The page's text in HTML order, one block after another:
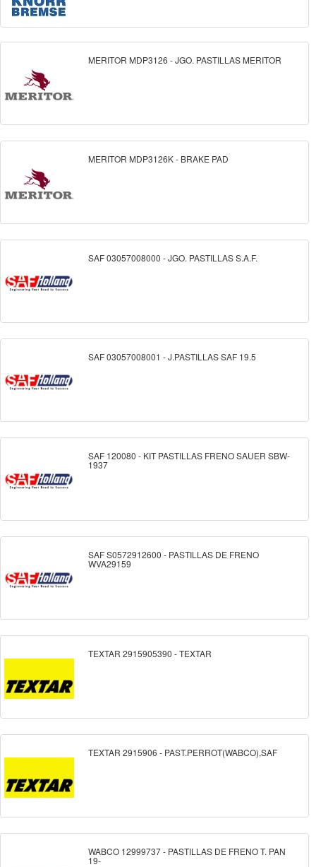
MERITOR MDP3126 - JGO. PASTILLAS MERITOR
MERITOR MDP3126K - BRAKE PAD
SAF 03057008000 - JGO. PASTILLAS S.A.F.
SAF 03057008001 - J.PASTILLAS SAF 19.5
SAF 120080 - KIT PASTILLAS FRENO SAUER SBW-
1937
SAF S0572912600 - PASTILLAS DE FRENO
WVA29159
TEXTAR 2915905390 - TEXTAR
TEXTAR 2915906 - PAST.PERROT(WABCO),SAF
WABCO 12999737 - PASTILLAS DE FRENO T. PAN
19-